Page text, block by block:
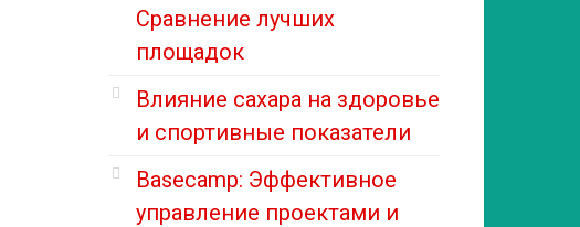
Сравнение лучших
площадок
Влияние сахара на здоровье
и спортивные показатели
Basecamp: Эффективное
управление проектами и